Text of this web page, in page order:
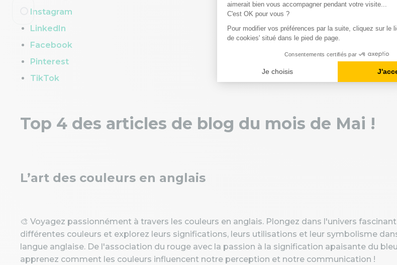
Instagram
LinkedIn
Facebook
Pinterest
TikTok
Top 4 des articles de blog du mois de Mai !
L’art des couleurs en anglais
🎨 Voyagez passionnément à travers les couleurs en anglais. Plongez dans l'univers
différentes couleurs et explorez leurs significations, leurs utilisations et leur symbolisme
langue anglaise. De l'association du rouge avec la passion à la signification apaisante du
apprenez comment les couleurs influencent notre perception et notre communication !